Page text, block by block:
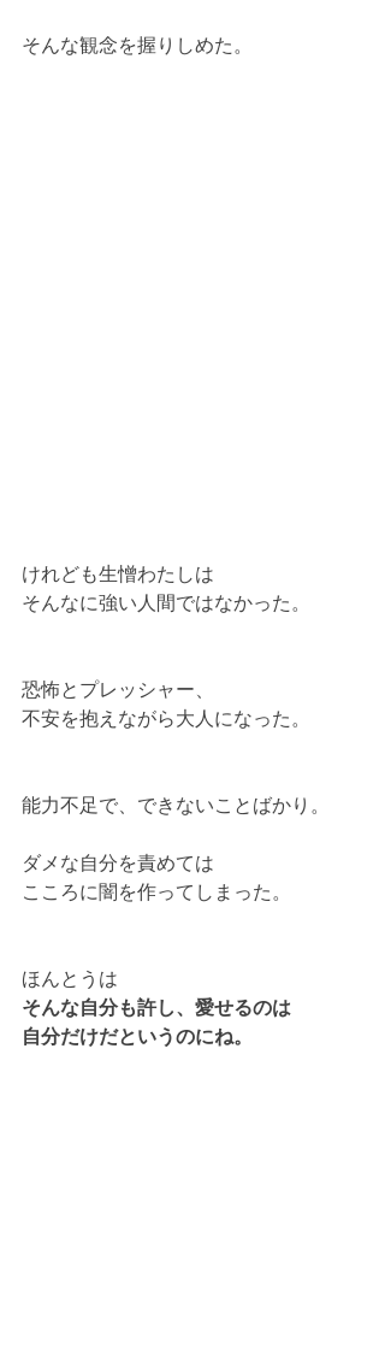
そんな観念を握りしめた。
けれども生憎わたしは
そんなに強い人間ではなかった。
恐怖とプレッシャー、
不安を抱えながら大人になった。
能力不足で、できないことばかり。
ダメな自分を責めては
こころに闇を作ってしまった。
ほんとうは
そんな自分も許し、愛せるのは
自分だけだというのにね。